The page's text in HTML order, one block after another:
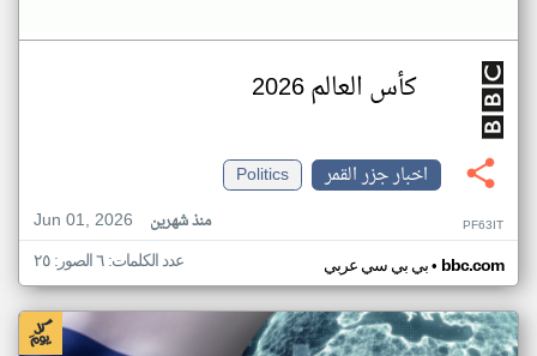
كأس العالم 2026
اخبار جزر القمر
Politics
Jun 01, 2026
منذ شهرين PF63IT
بي بي سي عربي• bbc.com عدد الكلمات: ٦ الصور: ٢٥